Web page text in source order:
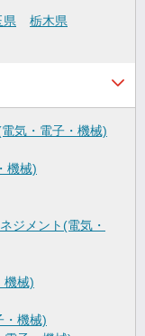
県
栃木県
気・電子・機械)
機械)
ジメント(電気・
機械)
・機械)